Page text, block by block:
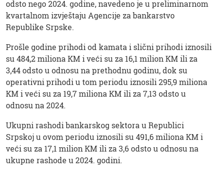
odsto nego 2024. godine, navedeno je u preliminarnom
kvartalnom izvještaju Agencije za bankarstvo
Republike Srpske.
Prošle godine prihodi od kamata i slični prihodi iznosili
su 484,2 miliona KM i veći su za 16,1 milion KM ili za
3,44 odsto u odnosu na prethodnu godinu, dok su
operativni prihodi u tom periodu iznosili 295,9 miliona
KM i veći su za 19,7 miliona KM ili za 7,13 odsto u
odnosu na 2024.
Ukupni rashodi bankarskog sektora u Republici
Srpskoj u ovom periodu iznosili su 491,6 miliona KM i
veći su za 17,1 milion KM ili za 3,6 odsto u odnosu na
ukupne rashode u 2024. godini.